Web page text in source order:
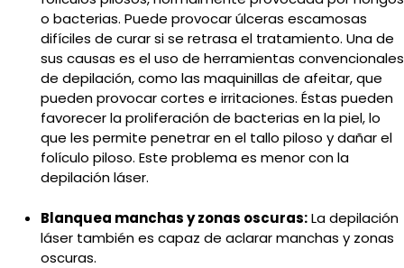
o bacterias. Puede provocar úlceras escamosas
difíciles de curar si se retrasa el tratamiento. Una de
sus causas es el uso de herramientas convencionales
de depilación, como las maquinillas de afeitar, que
pueden provocar cortes e irritaciones. Éstas pueden
favorecer la proliferación de bacterias en la piel, lo
que les permite penetrar en el tallo piloso y dañar el
folículo piloso. Este problema es menor con la
depilación láser.
Blanquea manchas y zonas oscuras:La depilación
láser también es capaz de aclarar manchas y zonas
oscuras.